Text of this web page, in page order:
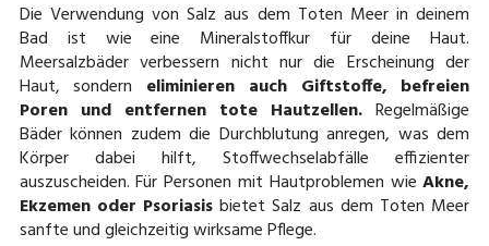
Die Verwendung von Salz aus dem Toten Meer in deinem
Bad ist wie eine Mineralstoffkur für deine Haut.
Meersalzbäder verbessern nicht nur die Erscheinung der
Haut, sondern eliminieren auch Giftstoffe, befreien
Poren und entfernen tote Hautzellen.Regelmäßige
Bäder können zudem die Durchblutung anregen, was dem
Körper dabei hilft, Stoffwechselabfälle effizienter
auszuscheiden. Für Personen mit Hautproblemen wieAkne,
Ekzemen oder Psoriasis bietet Salz aus dem Toten Meer
sanfte und gleichzeitig wirksame Pflege.